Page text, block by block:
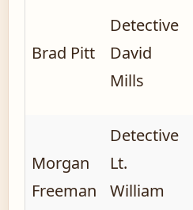
Brad Pitt
Detective
David
Mills
Morgan
Freeman
Detective
Lt.
William